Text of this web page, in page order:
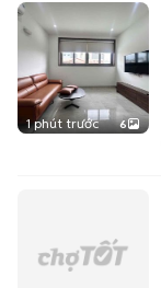
1 phút trước 6